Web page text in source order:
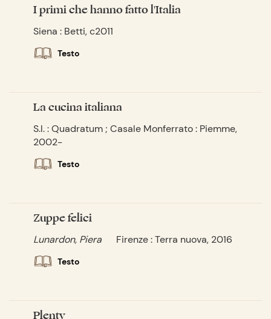
I primi che hanno fatto l'Italia
Siena : Betti, c2011
Testo
La cucina italiana
S.l. : Quadratum ; Casale Monferrato : Piemme,
2002-
Testo
Zuppe felici
Lunardon, Piera Firenze : Terra nuova, 2016
Testo
Plenty